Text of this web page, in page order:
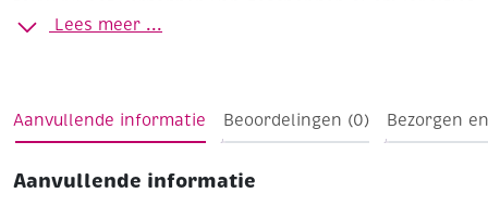
mee op te hangen. Naast groen-wit in nog 3 andere
Lees meer ...
Aanvullende informatie Beoordelingen (0) Bezorgen
Aanvullende informatie